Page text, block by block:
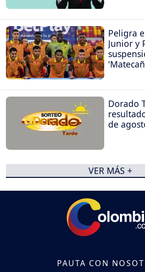
Peligra
Junior y
Dorado
de
VER MÁS +
PAUTA CON